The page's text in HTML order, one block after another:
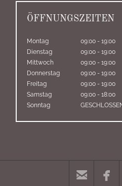
ÖFFNUNGSZEITEN
Montag
09:00 - 19:00
Dienstag
09:00 - 19:00
Mittwoch
09:00 - 19:00
Donnerstag
09:00 - 19:00
Freitag
09:00 - 19:00
Samstag
09:00 - 18:00
Sonntag
 